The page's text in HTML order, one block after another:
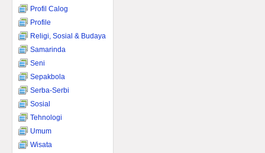
Profil Calog
Profile
Religi, Sosial & Budaya
Samarinda
Seni
Sepakbola
Serba-Serbi
Sosial
Tehnologi
Umum
Wisata